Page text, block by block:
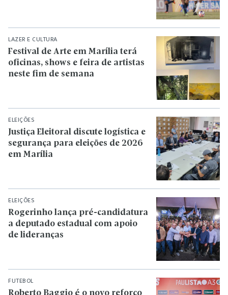
LAZER E CULTURA
Festival de Arte em Marília terá
oficinas, shows e feira de artistas
neste fim de semana
ELEIÇÕES
Justiça Eleitoral discute logística e
segurança para eleições de 2026
em Marília
ELEIÇÕES
Rogerinho lança pré-candidatura
a deputado estadual com apoio
de lideranças
FUTEBOL
Roberto Baggio é o novo reforço